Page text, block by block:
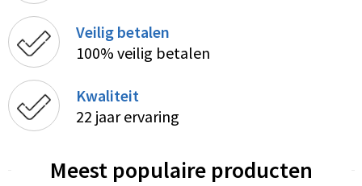
Veilig betalen
100% veilig betalen
Kwaliteit
22 jaar ervaring
Meest populaire producten